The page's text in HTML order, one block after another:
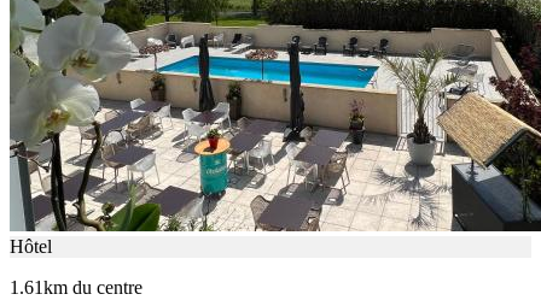
Hôtel
1.61km du centre